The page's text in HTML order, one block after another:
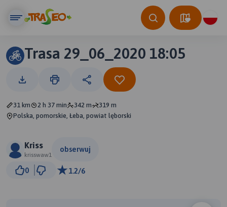
Trasa 29_06_2020 18:05
31 km 2 h 37 min 342 m
319 m
Polska, pomorskie, Łeba, powiat lęborski
Kriss
krisswaw1
obserwuj
0 1.2/6